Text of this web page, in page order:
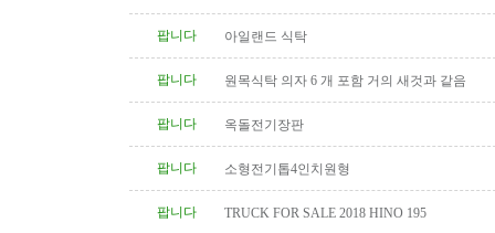
팝니다 아일랜드 식탁
팝니다 원목식탁 의자 6 개 포함 거의 새것과 같음
팝니다 옥돌전기장판
팝니다 소형전기톱4인치원형
팝니다 TRUCK FOR SALE 2018 HINO 195